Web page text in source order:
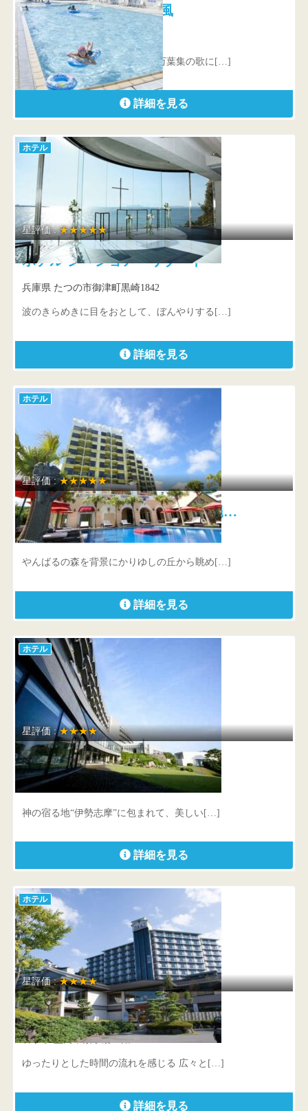
加賀屋姉妹館 あえの風
石川県 七尾市和倉町和歌崎8の1
大伴家持が能登を旅したとき、万葉集の歌に[…]
詳細を見る
ホテル
星評価 :★★★★★
ホテル シーショア・リゾート
兵庫県 たつの市御津町黒崎1842
波のきらめきに目をおとして、ぼんやりする[…]
詳細を見る
ホテル
星評価 :★★★★★
Okinawa Spa Resort EXES（沖縄…
沖縄県 国頭郡恩納村名嘉真ヤーシ原2592-40
やんばるの森を背景にかりゆしの丘から眺め[…]
詳細を見る
ホテル
星評価 :★★★★
タラサ志摩ホテル＆リゾート
三重県 鳥羽市浦村町白浜1826-1
神の宿る地“伊勢志摩”に包まれて、美しい[…]
詳細を見る
ホテル
星評価 :★★★★
ホテル紫苑
岩手県 盛岡市繋字湯ノ館74-2
ゆったりとした時間の流れを感じる 広々と[…]
詳細を見る